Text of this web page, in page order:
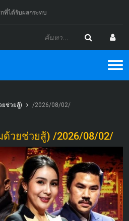
ที่ได้รับผลกระทบ
ยช่วยสู้) /2026/08/02/
ด้วยช่วยสู้) /2026/08/02/